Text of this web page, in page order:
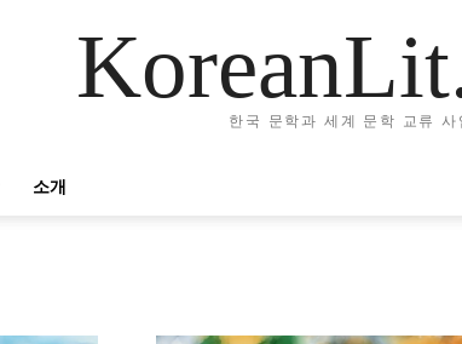
한국 문학과 세계 문학 교류 사
소개